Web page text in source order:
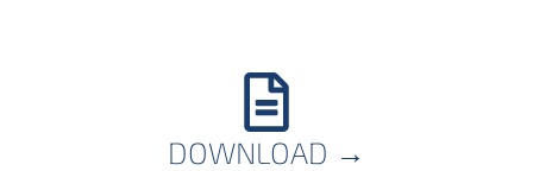
DOWNLOAD →